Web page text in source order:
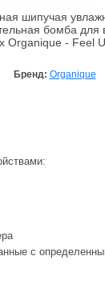
шипучая
бомба для
Organique - Feel
Бренд: Organique
с